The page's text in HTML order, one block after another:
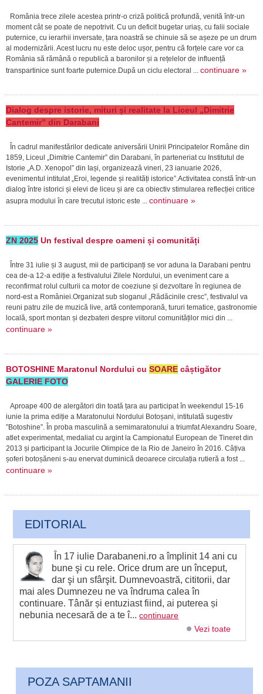
România trece zilele acestea printr-o criză politică profundă, venită într-un
moment cât se poate de nepotrivit. Cu un deficit bugetar uriaș, cu falii sociale
puternice, cu ierarhii inversate, țara noastră se chinuie să se așeze pe un drum
al modernizării. Acest lucru nu este deloc ușor, pentru că forțele care vor ca
România să rămână o republică a baronilor și a rețelelor de influență
transpartinice sunt foarte puternice.După un ciclu electoral ... continuare »
Dialog despre istorie, mituri și realitate la Liceul „Dimitrie
Cantemir” din Darabani
În cadrul manifestărilor dedicate aniversării Unirii Principatelor Române din
1859, Liceul „Dimitrie Cantemir” din Darabani, în parteneriat cu Institutul de
Istorie „A.D. Xenopol” din Iași, organizează vineri, 23 ianuarie 2026,
evenimentul intitulat „Eroi, legende și realități istorice”.Activitatea constă într-un
dialog între istorici și elevi de liceu și are ca obiectiv stimularea reflecției critice
asupra modului în care trecutul istoric este ... continuare »
ZN 2025Un festival despre oameni și comunități
Între 31 iulie și 3 august, mii de participanți se vor aduna la Darabani pentru
cea de-a 12-a ediție a festivalului Zilele Nordului, un eveniment care a
reconfirmat rolul culturii ca motor de coeziune și dezvoltare în regiunea de
nord-est a României.Organizat sub sloganul „Rădăcinile cresc”, festivalul va
reuni patru zile de muzică live, artă contemporană, tururi tematice, gastronomie
locală, sport montan și dezbateri despre viitorul comunităților mici din ...
continuare »
BOTOSHINE Maratonul Nordului cu SOAREcâștigător
GALERIE FOTO
Aproape 400 de alergători din toată țara au participat în weekendul 15-16
iunie la prima ediție a Maratonului Nordului Botoșani, intitulată sugestiv
”Botoshine”. În proba masculină a semimaratonului a triumfat Alexandru Soare,
atlet experimentat, medaliat cu argint la Campionatul European de Tineret din
2013 și participant la Jocurile Olimpice de la Rio de Janeiro în 2016. Câțiva
șoferi botoșăneni s-au enervat duminică deoarece circulația rutieră a fost ...
continuare »
EDITORIAL
În 17 iulie Darabaneni.ro a împlinit 14 ani cu
bune şi cu rele. Orice drum are un început,
dar şi un sfârşit. Dumnevoastră, cititorii, dar
mai ales Dumnezeu ne va îndruma calea în
continuare. Tânăr și entuziast fiind, ai puterea și
nebunia necesară de a te î...continuare
Vezi toate
POZA SAPTAMANII